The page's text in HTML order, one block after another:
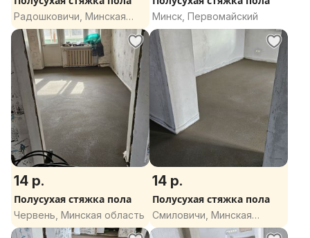
Радошковичи, Минская
область
Минск, Первомайский
14 р.
Полусухая стяжка пола
Червень, Минская область
14 р.
Полусухая стяжка пола
Смиловичи, Минская
область